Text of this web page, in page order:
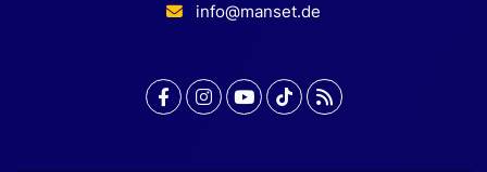
info@manset.de